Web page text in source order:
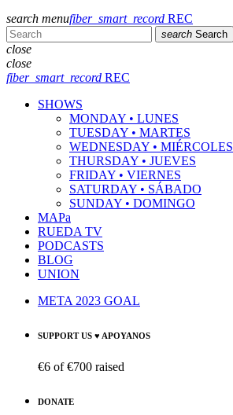
search menufiber_smart_record REC
search Search
close
close
fiber_smart_record REC
SHOWS
MONDAY • LUNES
TUESDAY • MARTES
WEDNESDAY • MIÉRCOLES
THURSDAY • JUEVES
FRIDAY • VIERNES
SATURDAY • SÁBADO
SUNDAY • DOMINGO
MAPa
RUEDA TV
PODCASTS
BLOG
UNION
META 2023 GOAL
SUPPORT US ♥ APOYANOS
€6 of€700 raised
DONATE